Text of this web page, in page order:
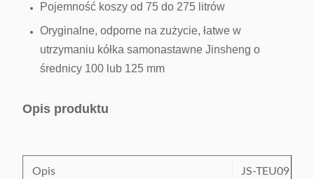
Pojemność koszy od 75 do 275 litrów
Oryginalne, odporne na zużycie, łatwe w
utrzymaniu kółka samonastawne Jinsheng o
średnicy 100 lub 125 mm
Opis produktu
Opis JS-TEU09